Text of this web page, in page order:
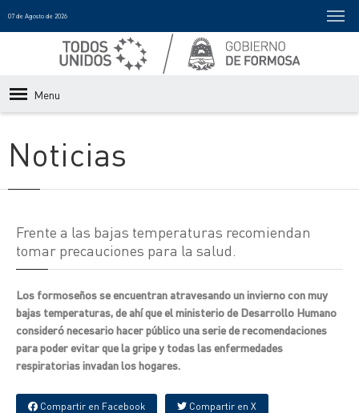
07 de Agosto de 2026
Menu
Noticias
Frente a las bajas temperaturas recomiendan
tomar precauciones para la salud.
Los formoseños se encuentran atravesando un invierno con muy
bajas temperaturas, de ahí que el ministerio de Desarrollo Humano
consideró necesario hacer público una serie de recomendaciones
para poder evitar que la gripe y todas las enfermedades
respiratorias invadan los hogares.
Compartir en Facebook Compartir en X